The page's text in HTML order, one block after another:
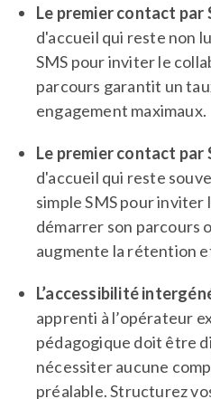
Le premier contact par
d'accueil qui reste non
SMS pour inviter le
parcours garantit un
engagement maximaux.
Le premier contact par
d'accueil qui reste
simple SMS pour inviter
démarrer son parcours
augmente la rétention
L’accessibilité
apprenti à l’opérateur
pédagogique doit être
nécessiter aucune
préalable. Structurez